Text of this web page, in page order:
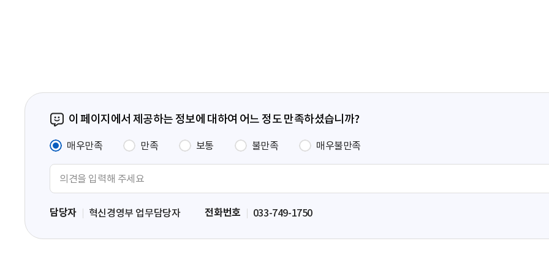
이 페이지에서 제공하는 정보에 대하여 어느 정도 만족하셨습니까?
매우만족 만족 보통 불만족 매우불만족
력
담당자 혁신경영부 업무담당자 전화번호 033-749-1750